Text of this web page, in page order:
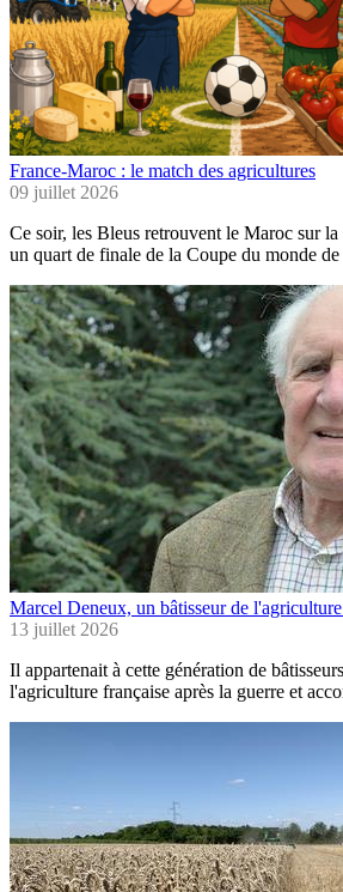
France-Maroc : le match des agricultures
09 juillet 2026
Ce soir, les Bleus retrouvent le Maroc sur
un quart de finale de la Coupe du monde
Marcel Deneux, un bâtisseur de
13 juillet 2026
Il appartenait à cette génération de
l'agriculture française après la guerre et